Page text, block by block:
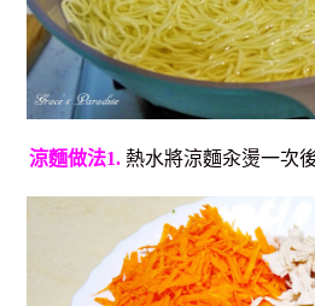
涼麵做法1. 熱水將涼麵汆燙一次